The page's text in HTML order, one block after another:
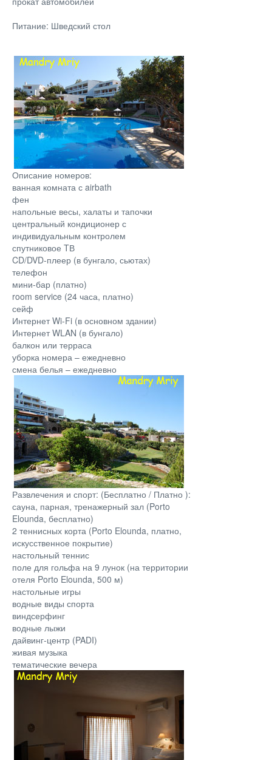
Питание: Шведский стол
Описание номеров:
ванная комната с airbath
фен
напольные весы, халаты и тапочки
центральный кондиционер с
индивидуальным контролем
спутниковое TВ
CD/DVD-плеер (в бунгало, сьютах)
телефон
мини-бар (платно)
room service (24 часа, платно)
сейф
Интернет Wi-Fi (в основном здании)
Интернет WLAN (в бунгало)
балкон или терраса
уборка номера – ежедневно
смена белья – ежедневно
Развлечения и спорт: (Бесплатно / Платно ):
сауна, парная, тренажерный зал (Porto
Elounda, бесплатно)
2 теннисных корта (Porto Elounda, платно,
искусственное покрытие)
настольный теннис
поле для гольфа на 9 лунок (на территории
отеля Porto Elounda, 500 м)
настольные игры
водные виды спорта
виндсерфинг
водные лыжи
дайвинг-центр (PADI)
живая музыка
тематические вечера